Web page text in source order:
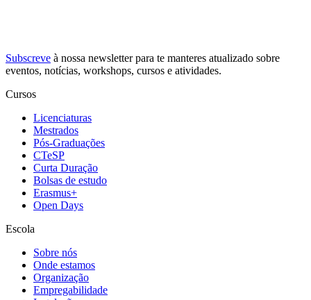
Subscreve à nossa newsletterpara te manteres atualizado sobre
eventos, notícias, workshops, cursos e atividades.
Cursos
Licenciaturas
Mestrados
Pós-Graduações
CTeSP
Curta Duração
Bolsas de estudo
Erasmus+
Open Days
Escola
Sobre nós
Onde estamos
Organização
Empregabilidade